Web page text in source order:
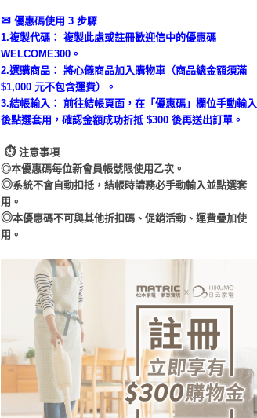
✉︎ 優惠碼使用 3 步驟
1.複製代碼： 複製此處或註冊歡迎信中的優惠碼
WELCOME300。
2.選購商品： 將心儀商品加入購物車（商品總金額須滿
$1,000 元不包含運費）。
3.結帳輸入： 前往結帳頁面，在「 優惠碼 」欄位手動輸入
後點選套用，確認金額成功折抵 $300 後再送出訂單。
⏱︎ 注意事項
◎本優惠碼每位新會員帳號限使用乙次。
◎系統不會自動扣抵，結帳時請務必手動輸入並點選套
用。
◎本優惠碼不可與其他折扣碼、促銷活動、運費疊加使
用。